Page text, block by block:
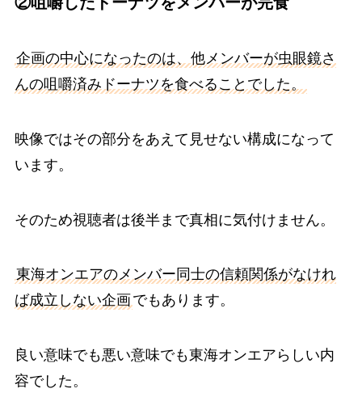
企画の中心になったのは、他メンバーが虫眼鏡さ
んの咀嚼済みドーナツを食べることでした。
映像ではその部分をあえて見せない構成になって
います。
そのため視聴者は後半まで真相に気付けません。
東海オンエアのメンバー同士の信頼関係がなけれ
ば成立しない企画でもあります。
良い意味でも悪い意味でも東海オンエアらしい内
容でした。